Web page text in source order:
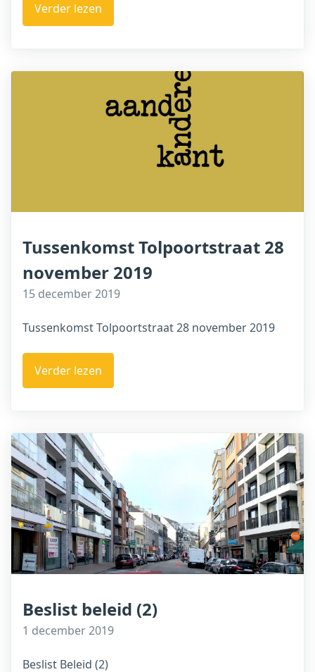
Verder lezen
Tussenkomst Tolpoortstraat 28
november 2019
15 december 2019
Tussenkomst Tolpoortstraat 28 november 2019
Verder lezen
Beslist beleid (2)
1 december 2019
Beslist Beleid (2)